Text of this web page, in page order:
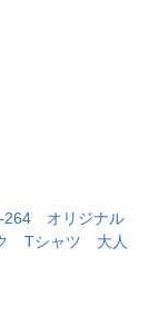
264 オリジナル
Tシャツ 大人